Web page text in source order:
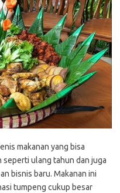
makanan yang bisa
seperti ulang tahun dan juga
bisnis baru. Makanan ini
tumpeng cukup besar